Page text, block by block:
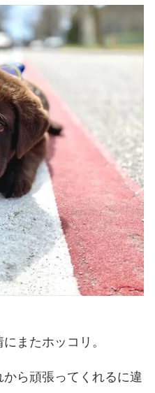
またホッコリ。
ら頑張ってくれるに違